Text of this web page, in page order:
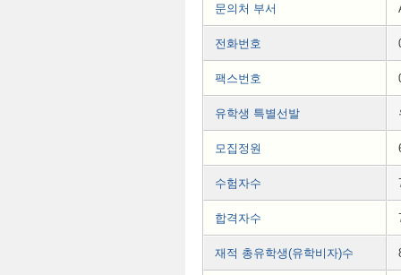
문의처 부서
전화번호
팩스번호
유학생 특별선발
모집정원
수험자수
합격자수
재적 총유학생(유학비자)수